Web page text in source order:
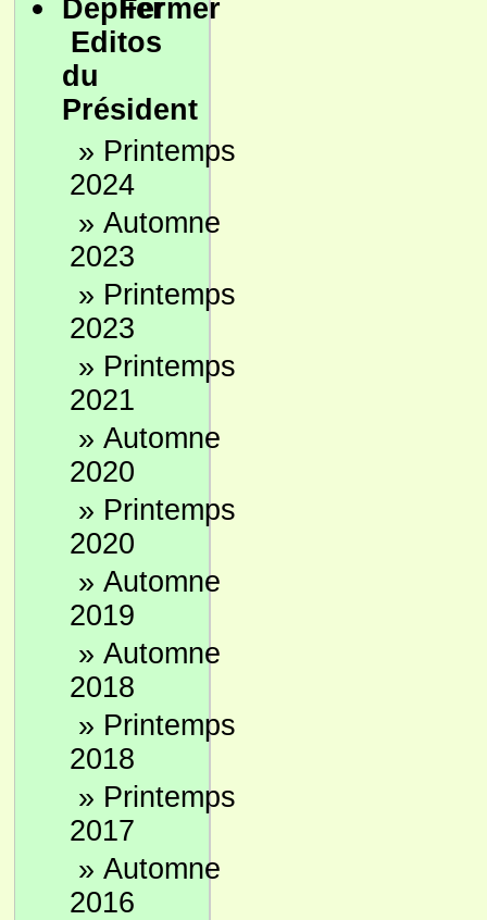
Editos
du
Président
» Printemps
2024
» Automne
2023
» Printemps
2023
» Printemps
2021
» Automne
2020
» Printemps
2020
» Automne
2019
» Automne
2018
» Printemps
2018
» Printemps
2017
» Automne
2016